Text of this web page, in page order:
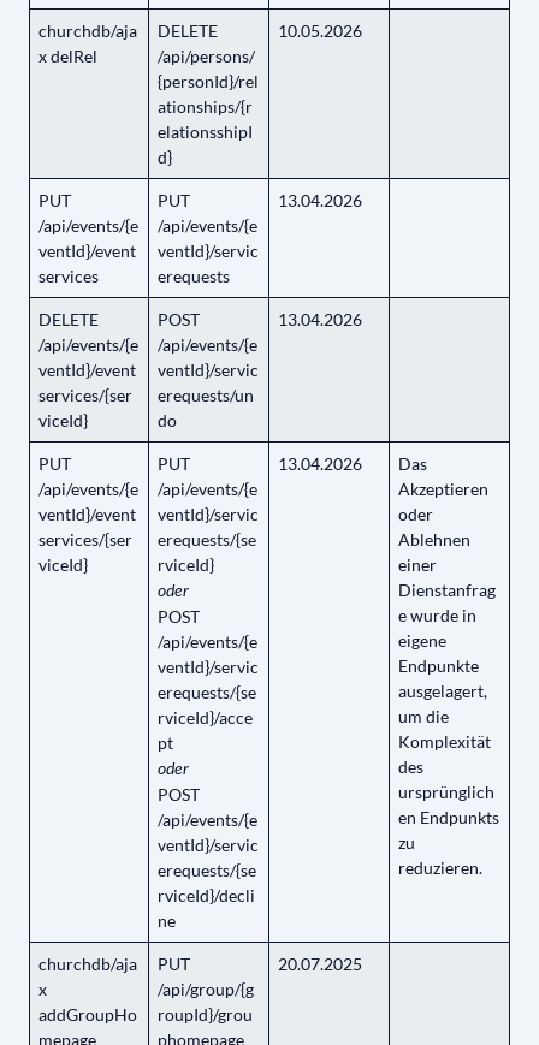
churchdb/aja
x delRel
DELETE
/api/persons/
{personId}/rel
ationships/{r
elationsshipI
d}
10.05.2026
PUT
/api/events/{e
ventId}/event
services
PUT
/api/events/{e
ventId}/servic
erequests
13.04.2026
DELETE
/api/events/{e
ventId}/event
services/{ser
viceId}
POST
/api/events/{e
ventId}/servic
erequests/un
do
13.04.2026
PUT
/api/events/{e
ventId}/event
services/{ser
viceId}
PUT
/api/events/{e
ventId}/servic
erequests/{se
rviceId}
oder
POST
/api/events/{e
ventId}/servic
erequests/{se
rviceId}/acce
pt
oder
POST
/api/events/{e
ventId}/servic
erequests/{se
rviceId}/decli
ne
13.04.2026
Das
Akzeptieren
oder
Ablehnen
einer
Dienstanfrag
e wurde in
eigene
Endpunkte
ausgelagert,
um die
Komplexität
des
ursprünglich
en Endpunkts
zu
reduzieren.
churchdb/aja
x
addGroupHo
mepage
PUT
/api/group/{g
roupId}/grou
phomepage
20.07.2025